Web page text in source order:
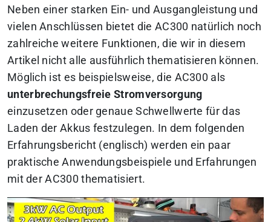
Neben einer starken Ein- und Ausgangleistung und
vielen Anschlüssen bietet die AC300 natürlich noch
zahlreiche weitere Funktionen, die wir in diesem
Artikel nicht alle ausführlich thematisieren können.
Möglich ist es beispielsweise, die AC300 als
unterbrechungsfreie Stromversorgung
einzusetzen oder genaue Schwellwerte für das
Laden der Akkus festzulegen. In dem folgenden
Erfahrungsbericht (englisch) werden ein paar
praktische Anwendungsbeispiele und Erfahrungen
mit der AC300 thematisiert.